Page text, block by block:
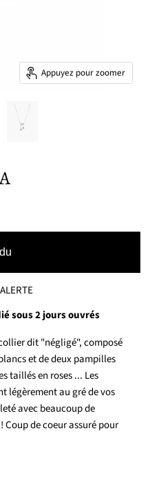
Appuyez pour zoomer
sous 2 jours ouvrés
dit "négligé", composé
et de deux pampilles
taillés en roses ... Les
légèrement au gré de vos
avec beaucoup de
de coeur assuré pour